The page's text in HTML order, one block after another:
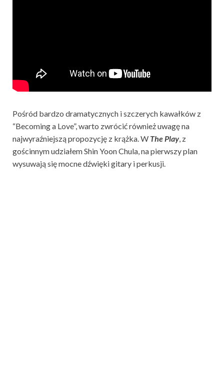
Pośród bardzo dramatycznych i szczerych kawałków z
“Becoming a Love”, warto zwrócić również uwagę na
najwyraźniejszą propozycję z krążka. W The Play, z
gościnnym udziałem Shin Yoon Chula, na pierwszy plan
wysuwają się mocne dźwięki gitary i perkusji.